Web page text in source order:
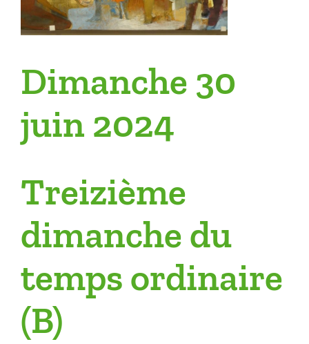
Dimanche 30
juin 2024
Treizième
dimanche du
temps ordinaire
(B)